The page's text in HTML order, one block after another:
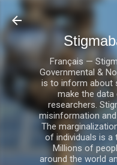
Français —
Governmental &
is to inform about
make the
researchers.
misinformation
The
of individuals is a
Millions of
around the world